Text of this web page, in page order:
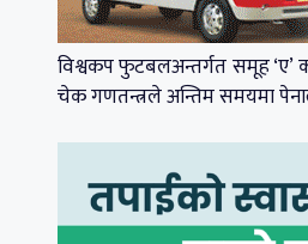
विश्वकप फुटबलअन्तर्गत समूह
चेक गणतन्त्रले अन्तिम समयमा